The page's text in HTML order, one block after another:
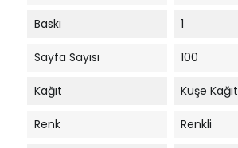
Baskı 1
Sayfa Sayısı 100
Kağıt Kuşe Kağıt
Renk Renkli